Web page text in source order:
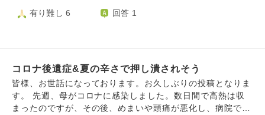
が、通勤電車の中で、ノーマスクの人が平気でせきやくしゃ
みをすることへの怒り ②事務職ですが、自分以外は全員テレ
に相談してもなんだか根本的に考え方が違うの「考え方が暗
すぎる」と言われ、今では本音で話すこともないです。 嫌
なら会社も嫌なら辞めるしかないと考えているのですが、生
活のために通勤し、あと数年で迎える定年までの辛抱と自分
有り難し 6 回答 1
コロナ後遺症&夏の辛さで押し潰されそう
皆様、お世話になっております。お久しぶりの投稿となりま
す。 先週、母がコロナに感染しました。数日間で高熱は収
まったのですが、その後、めまいや頭痛が悪化し、病院で後